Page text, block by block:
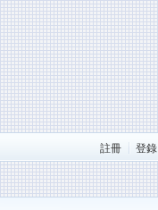
註冊 登錄